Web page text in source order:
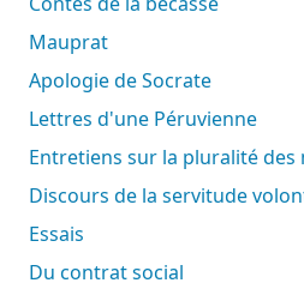
Mauprat
Apologie de Socrate
Lettres d'une Péruvienne
Entretiens sur la pluralité des
Discours de la servitude
Essais
Du contrat social